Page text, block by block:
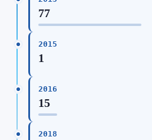
77
2015
1
2016
15
2018